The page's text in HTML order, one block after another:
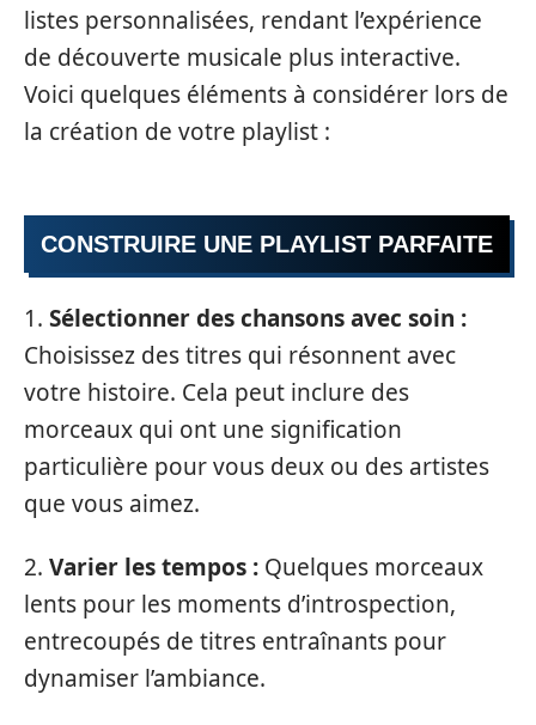
listes personnalisées, rendant l’expérience
de découverte musicale plus interactive.
Voici quelques éléments à considérer lors de
la création de votre playlist :
CONSTRUIRE UNE PLAYLIST PARFAITE
1. Sélectionner des chansons avec soin :
Choisissez des titres qui résonnent avec
votre histoire. Cela peut inclure des
morceaux qui ont une signification
particulière pour vous deux ou des artistes
que vous aimez.
2. Varier les tempos : Quelques morceaux
lents pour les moments d’introspection,
entrecoupés de titres entraînants pour
dynamiser l’ambiance.